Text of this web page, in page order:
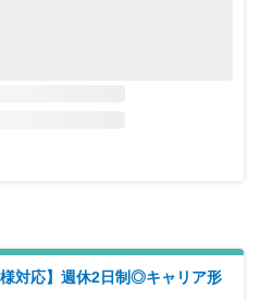
対応】週休2日制◎キャリア形